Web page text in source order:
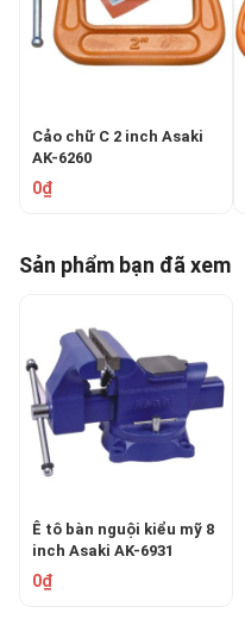
Cảo chữ C 2 inch Asaki
AK-6260
0₫
Sản phẩm bạn đã xem
Ê tô bàn nguội kiểu mỹ 8
inch Asaki AK-6931
0₫